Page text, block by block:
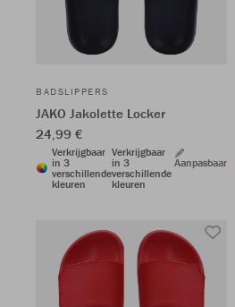
BADSLIPPERS
JAKO Jakolette Locker
24,99 €
Verkrijgbaar
in 3
verschillende
kleuren
Verkrijgbaar
in 3
verschillende
kleuren
Aanpasbaar